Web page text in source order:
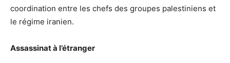
coordination entre les chefs des groupes palestiniens et
le régime iranien.
Assassinat à l’étranger